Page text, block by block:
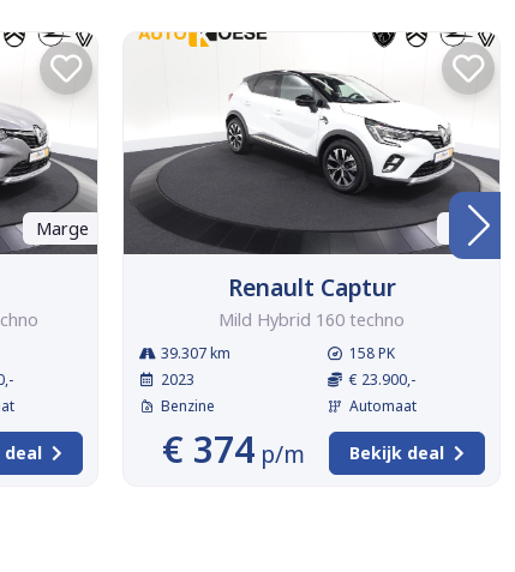
Marge
deal
BTW
Renault Captur
Mild Hybrid 160 techno
39.307 km
2023
Benzine
158 PK
€ 23.900,-
Automaat
€ 374 p/m Bekijk deal